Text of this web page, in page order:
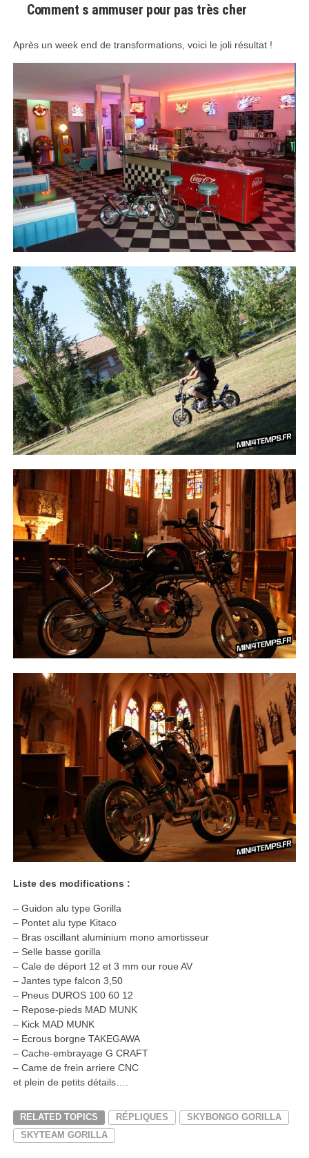
Comment s ammuser pour pas très cher
Après un week end de transformations, voici le joli résultat !
Liste des modifications :
– Guidon alu type Gorilla
– Pontet alu type Kitaco
– Bras oscillant aluminium mono amortisseur
– Selle basse gorilla
– Cale de déport 12 et 3 mm our roue AV
– Jantes type falcon 3,50
– Pneus DUROS 100 60 12
– Repose-pieds MAD MUNK
– Kick MAD MUNK
– Ecrous borgne TAKEGAWA
– Cache-embrayage G CRAFT
– Came de frein arriere CNC
et plein de petits détails….
RELATED TOPICS RÉPLIQUES
SKYBONGO GORILLA
SKYTEAM GORILLA